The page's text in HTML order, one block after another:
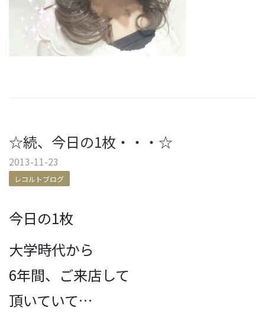
☆続、今日の1枚・・・☆
2013-11-23
レコルトブログ
今日の1枚
大学時代から
6年間、ご来店して
頂いていて…